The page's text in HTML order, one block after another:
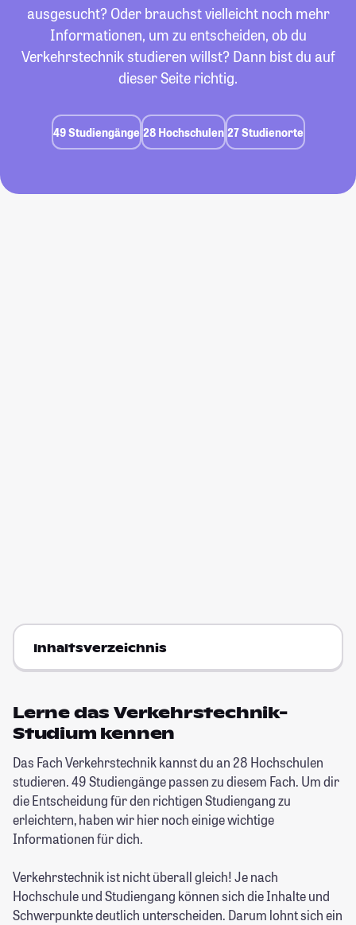
ausgesucht? Oder brauchst vielleicht noch mehr
Informationen, um zu entscheiden, ob du
Verkehrstechnik studieren willst? Dann bist du auf
dieser Seite richtig.
49 Studiengänge 28 Hochschulen 27 Studienorte
Inhaltsverzeichnis
Lerne das Verkehrstechnik-
Studium kennen
Das Fach Verkehrstechnik kannst du an 28 Hochschulen
studieren. 49 Studiengänge passen zu diesem Fach. Um dir
die Entscheidung für den richtigen Studiengang zu
erleichtern, haben wir hier noch einige wichtige
Informationen für dich.
Verkehrstechnik ist nicht überall gleich! Je nach
Hochschule und Studiengang können sich die Inhalte und
Schwerpunkte deutlich unterscheiden. Darum lohnt sich ein